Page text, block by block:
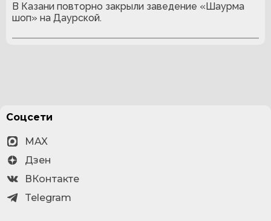
В Казани повторно закрыли заведение «Шаурма
шоп» на Даурской.
Соцсети
MAX
Дзен
ВКонтакте
Telegram